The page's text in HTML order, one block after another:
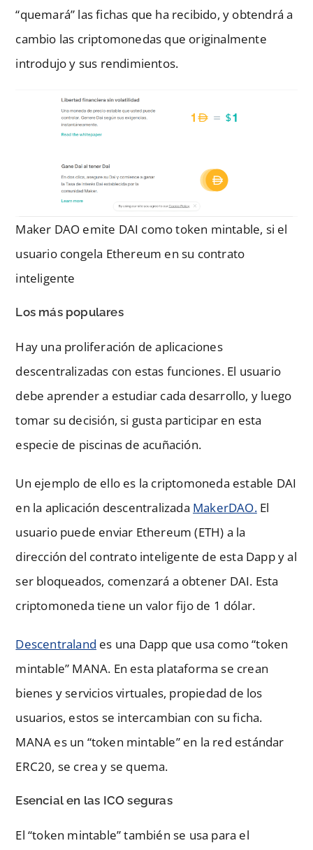
“quemará” las fichas que ha recibido, y obtendrá a
cambio las criptomonedas que originalmente
introdujo y sus rendimientos.
Maker DAO emite DAI como token mintable, si el
usuario congela Ethereum en su contrato
inteligente
Los más populares
Hay una proliferación de aplicaciones
descentralizadas con estas funciones. El usuario
debe aprender a estudiar cada desarrollo, y luego
tomar su decisión, si gusta participar en esta
especie de piscinas de acuñación.
Un ejemplo de ello es la criptomoneda estable DAI
en la aplicación descentralizada MakerDAO.El
usuario puede enviar Ethereum (ETH) a la
dirección del contrato inteligente de esta Dapp y al
ser bloqueados, comenzará a obtener DAI. Esta
criptomoneda tiene un valor fijo de 1 dólar.
Descentraland es una Dapp que usa como “token
mintable” MANA. En esta plataforma se crean
bienes y servicios virtuales, propiedad de los
usuarios, estos se intercambian con su ficha.
MANA es un “token mintable” en la red estándar
ERC20, se crea y se quema.
Esencial en las ICO seguras
El “token mintable” también se usa para el